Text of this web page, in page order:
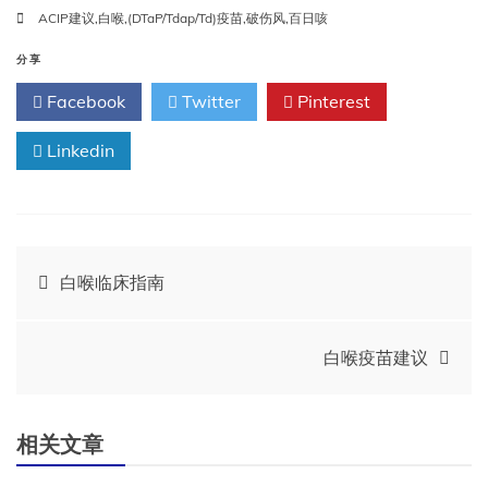
ACIP建议,白喉,(DTaP/Tdap/Td)疫苗,破伤风,百日咳
分享
Facebook Twitter Pinterest
Linkedin
文
航
白喉临床指南
白喉疫苗建议
相关文章